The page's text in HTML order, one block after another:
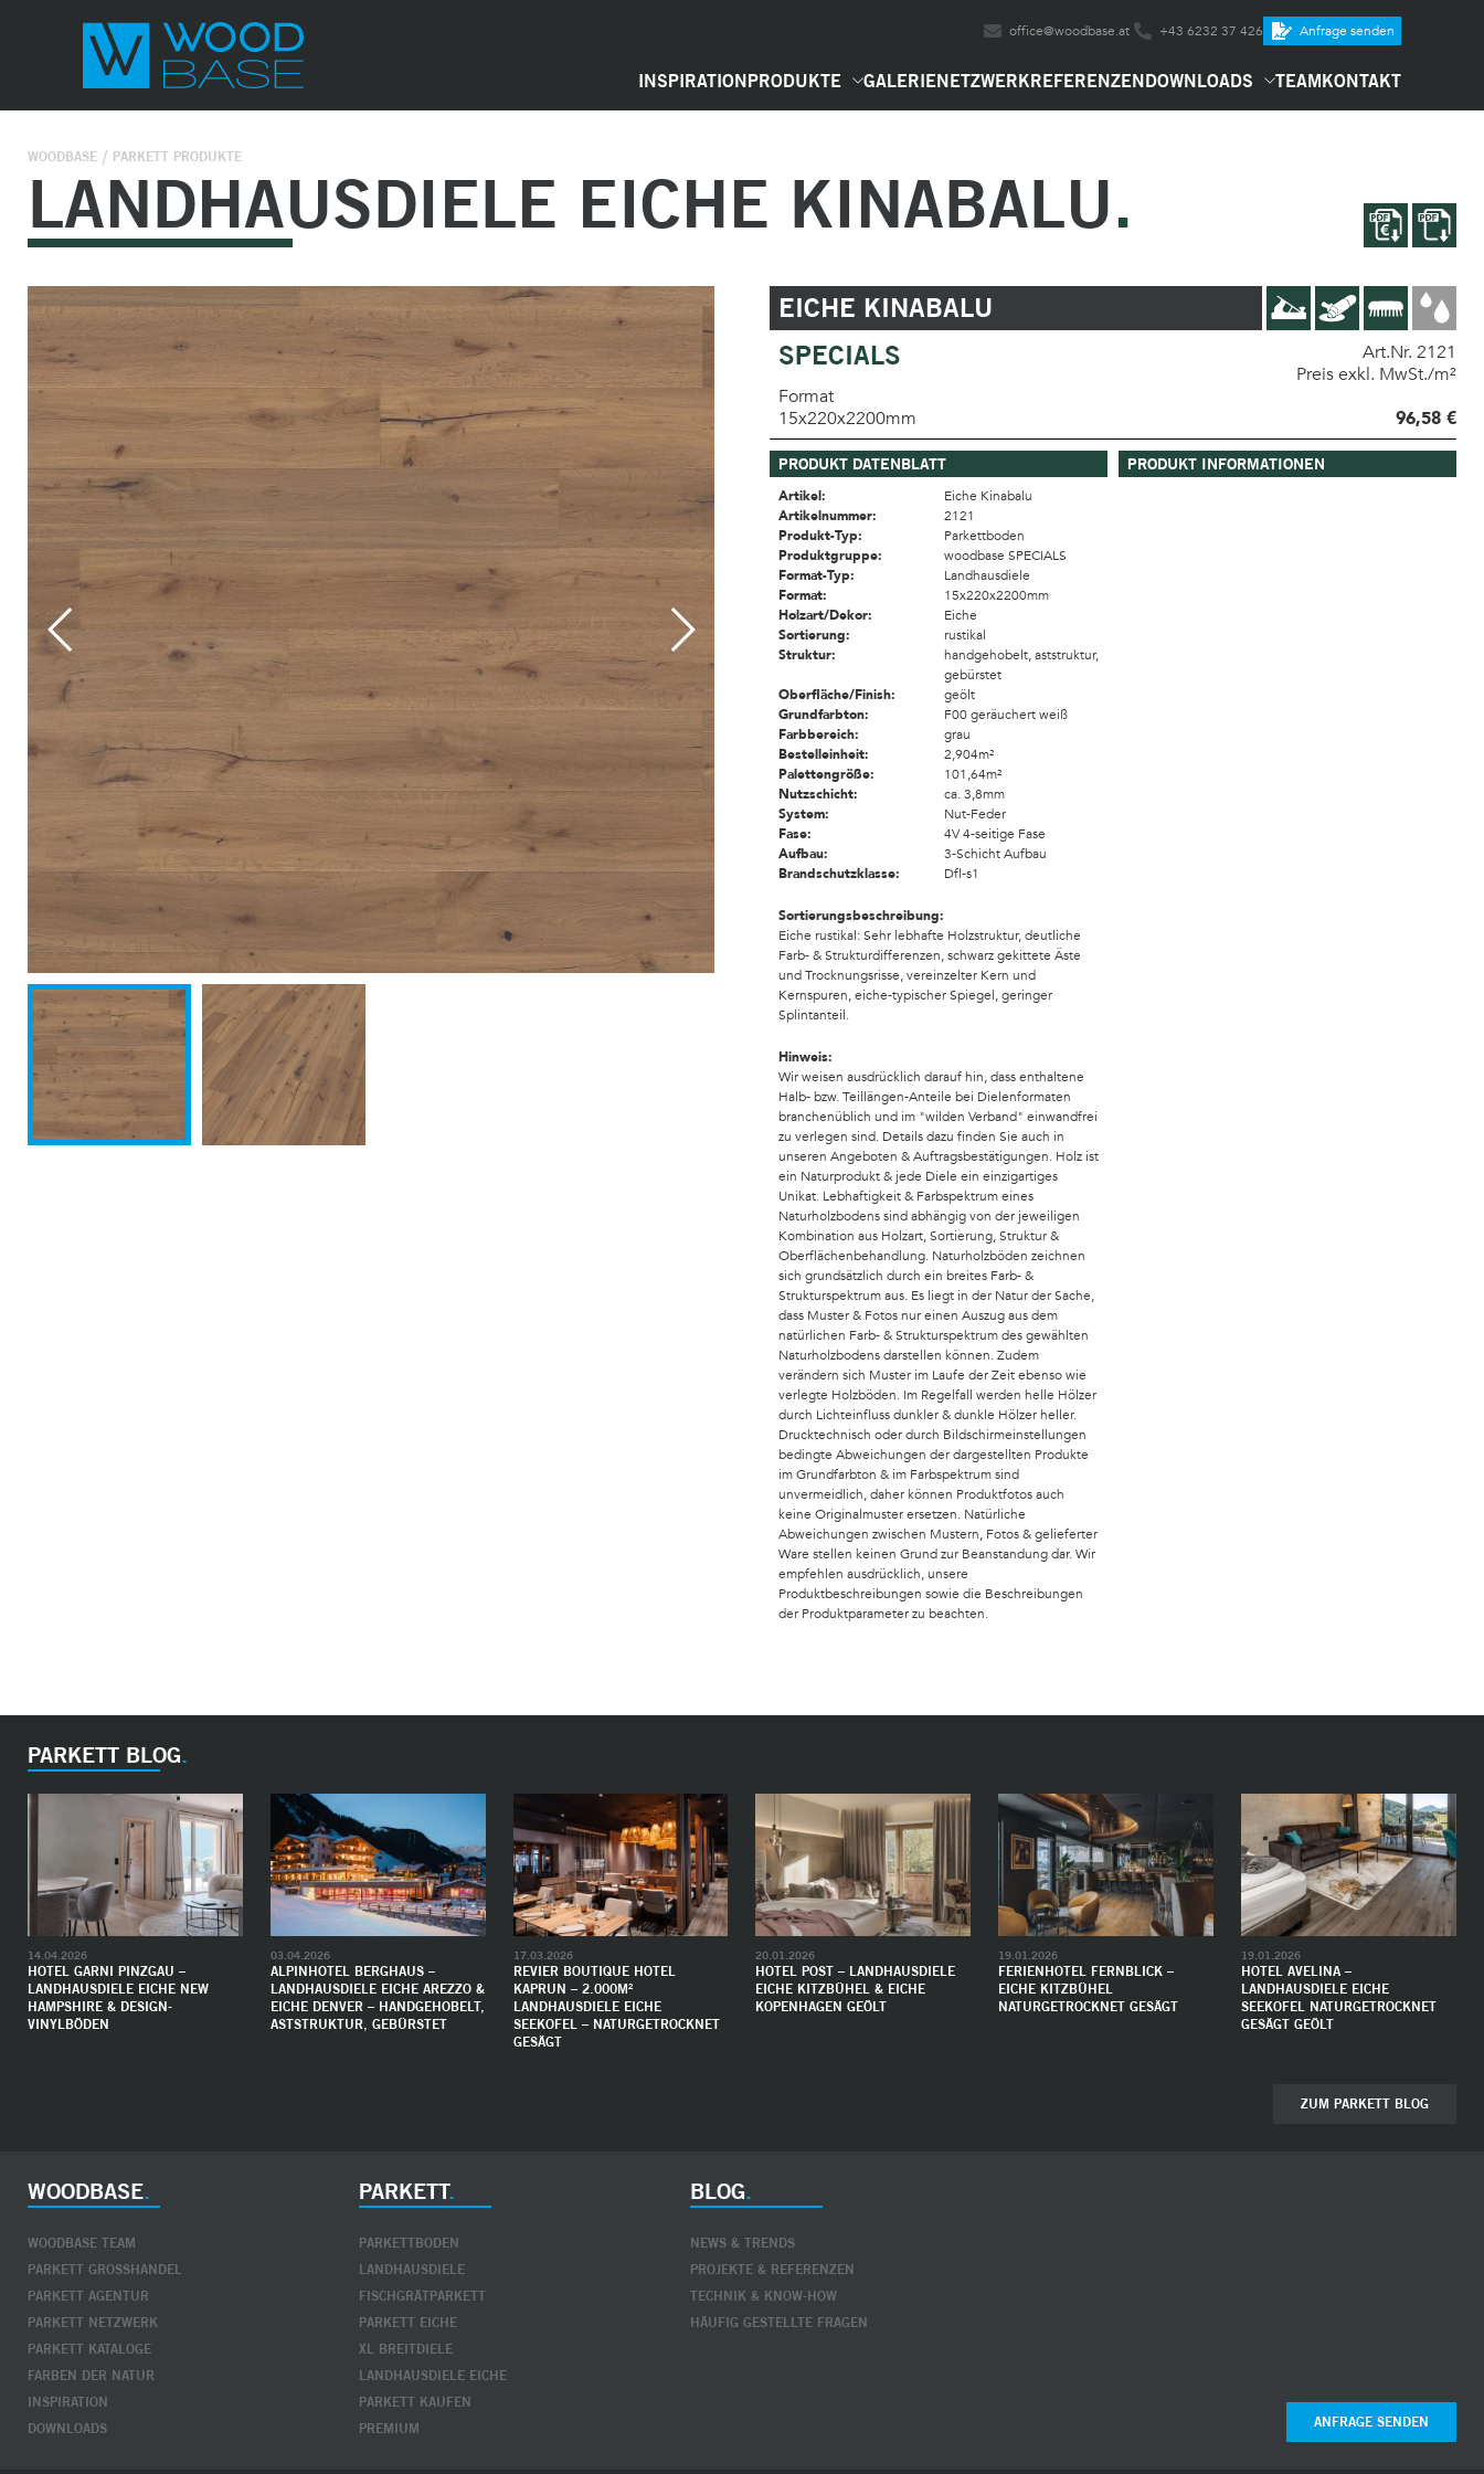
office@woodbase.at +43 6232 37 426 Anfrage senden
INSPIRATIONPRODUKTE GALERIENETZWERKREFERENZENDOWNLOADS TEAMKONTAKT
WOODBASE PARKETT PRODUKTE
LANDHAUSDIELE EICHE KINABALU
EICHE KINABALU
SPECIALS
Art.Nr. 2121
Preis exkl. MwSt./m²
Format
15x220x2200mm
96,58 €
PRODUKT DATENBLATT
Artikel:
Eiche Kinabalu
Artikelnummer:
2121
Produkt-Typ:
Parkettboden
Produktgruppe:
woodbase SPECIALS
Format-Typ:
Landhausdiele
Format:
15x220x2200mm
Holzart/Dekor:
Eiche
Sortierung:
rustikal
Struktur:
handgehobelt, aststruktur,
gebürstet
Oberfläche/Finish:
geölt
Grundfarbton:
F00 geräuchert weiß
Farbbereich:
grau
Bestelleinheit:
2,904m²
Palettengröße:
101,64m²
Nutzschicht:
ca. 3,8mm
System:
Nut-Feder
Fase:
4V 4-seitige Fase
Aufbau:
3-Schicht Aufbau
Brandschutzklasse:
Dfl-s1
Sortierungsbeschreibung:
Eiche rustikal: Sehr lebhafte Holzstruktur, deutliche
Farb- & Strukturdifferenzen, schwarz gekittete Äste
und Trocknungsrisse, vereinzelter Kern und
Kernspuren, eiche-typischer Spiegel, geringer
Splintanteil.
Hinweis:
Wir weisen ausdrücklich darauf hin, dass enthaltene
Halb- bzw. Teillängen-Anteile bei Dielenformaten
branchenüblich und im "wilden Verband" einwandfrei
zu verlegen sind. Details dazu finden Sie auch in
unseren Angeboten & Auftragsbestätigungen. Holz ist
ein Naturprodukt & jede Diele ein einzigartiges
Unikat. Lebhaftigkeit & Farbspektrum eines
Naturholzbodens sind abhängig von der jeweiligen
Kombination aus Holzart, Sortierung, Struktur &
Oberflächenbehandlung. Naturholzböden zeichnen
sich grundsätzlich durch ein breites Farb- &
Strukturspektrum aus. Es liegt in der Natur der Sache,
dass Muster & Fotos nur einen Auszug aus dem
natürlichen Farb- & Strukturspektrum des gewählten
Naturholzbodens darstellen können. Zudem
verändern sich Muster im Laufe der Zeit ebenso wie
verlegte Holzböden. Im Regelfall werden helle Hölzer
durch Lichteinfluss dunkler & dunkle Hölzer heller.
Drucktechnisch oder durch Bildschirmeinstellungen
bedingte Abweichungen der dargestellten Produkte
im Grundfarbton & im Farbspektrum sind
unvermeidlich, daher können Produktfotos auch
keine Originalmuster ersetzen. Natürliche
Abweichungen zwischen Mustern, Fotos & gelieferter
Ware stellen keinen Grund zur Beanstandung dar. Wir
empfehlen ausdrücklich, unsere
Produktbeschreibungen sowie die Beschreibungen
der Produktparameter zu beachten.
PRODUKT INFORMATIONEN
PARKETT BLOG
HOTEL GARNI PINZGAU –
LANDHAUSDIELE EICHE NEW
HAMPSHIRE & DESIGN-
VINYLBÖDEN
14.04.2026
ALPINHOTEL BERGHAUS –
LANDHAUSDIELE EICHE AREZZO &
EICHE DENVER – HANDGEHOBELT,
ASTSTRUKTUR, GEBÜRSTET
03.04.2026
REVIER BOUTIQUE HOTEL
KAPRUN – 2.000M²
LANDHAUSDIELE EICHE
SEEKOFEL – NATURGETROCKNET
GESÄGT
17.03.2026
HOTEL POST – LANDHAUSDIELE
EICHE KITZBÜHEL & EICHE
KOPENHAGEN GEÖLT
20.01.2026
FERIENHOTEL FERNBLICK –
EICHE KITZBÜHEL
NATURGETROCKNET GESÄGT
19.01.2026
HOTEL AVELINA –
LANDHAUSDIELE EICHE
SEEKOFEL NATURGETROCKNET
GESÄGT GEÖLT
19.01.2026
ZUM PARKETT BLOG
WOODBASE
WOODBASE TEAM
PARKETT GROSSHANDEL
PARKETT AGENTUR
PARKETT NETZWERK
PARKETT KATALOGE
FARBEN DER NATUR
INSPIRATION
DOWNLOADS
PARKETT
PARKETTBODEN
LANDHAUSDIELE
FISCHGRÄTPARKETT
PARKETT EICHE
XL BREITDIELE
LANDHAUSDIELE EICHE
PARKETT KAUFEN
PREMIUM
BLOG
NEWS & TRENDS
PROJEKTE & REFERENZEN
TECHNIK & KNOW-HOW
HÄUFIG GESTELLTE FRAGEN
ANFRAGE SENDEN